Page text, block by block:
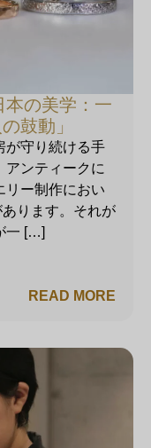
本の美学：一
鼓動」
が守り続ける手
アンティークに
リー制作におい
ります。それが
一 […]
READ MORE